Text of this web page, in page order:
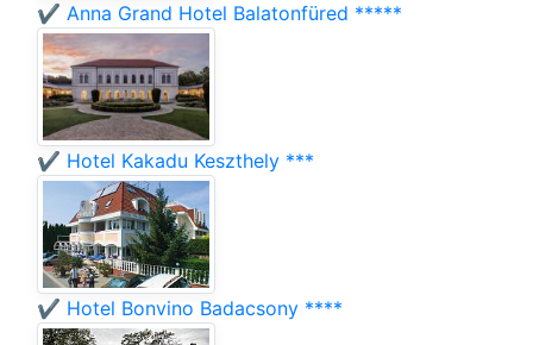
✔️ Anna Grand Hotel Balatonfüred *****
✔️ Hotel Kakadu Keszthely ***
✔️ Hotel Bonvino Badacsony ****